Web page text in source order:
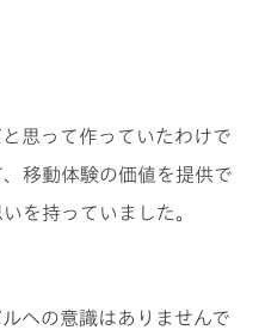
思って作っていたわけで
移動体験の価値を提供で
を持っていました。
への意識はありませんで